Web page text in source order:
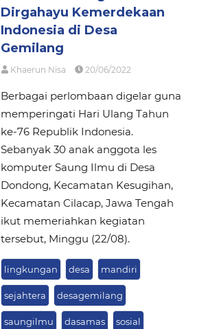
Dirgahayu Kemerdekaan
Indonesia di Desa
Gemilang
Khaerun Nisa 20/06/2022
Berbagai perlombaan digelar guna
memperingati Hari Ulang Tahun
ke-76 Republik Indonesia.
Sebanyak 30 anak anggota les
komputer Saung Ilmu di Desa
Dondong, Kecamatan Kesugihan,
Kecamatan Cilacap, Jawa Tengah
ikut memeriahkan kegiatan
tersebut, Minggu (22/08).
lingkungan desa mandiri
sejahtera desagemilang
saungilmu dasamas sosial